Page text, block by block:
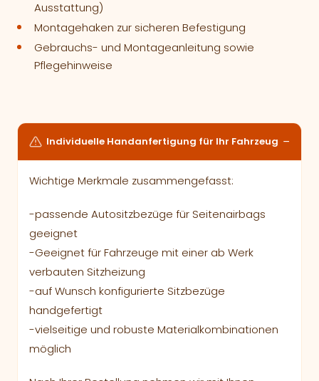
Ausstattung)
Montagehaken zur sicheren Befestigung
Gebrauchs- und Montageanleitung sowie
Pflegehinweise
Individuelle Handanfertigung für Ihr Fahrzeug
Wichtige Merkmale zusammengefasst:
-passende Autositzbezüge für Seitenairbags
geeignet
-Geeignet für Fahrzeuge mit einer ab Werk
verbauten Sitzheizung
-auf Wunsch konfigurierte Sitzbezüge
handgefertigt
-vielseitige und robuste Materialkombinationen
möglich